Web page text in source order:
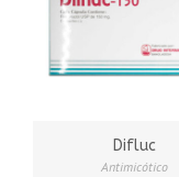
Difluc
Antimicótico